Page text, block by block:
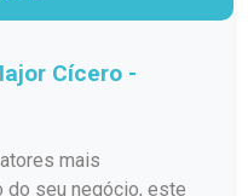
Cícero -
mais
do seu negócio, este